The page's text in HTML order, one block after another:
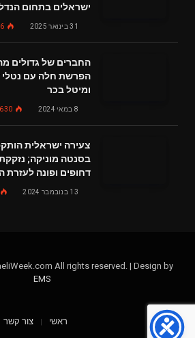
ישראלים בתחום
31 בינואר 2025
החברים של גדולים
הפרשת חלה עם נטלי
ומיטל בכר
8 במאי 2024
צעירה ישראלית
בסנטה מוניקה;
דחופים ופונה לעזרת
13 בנובמבר 2024
All rights reserved. | Design by
EMS
ראשי צור קשר